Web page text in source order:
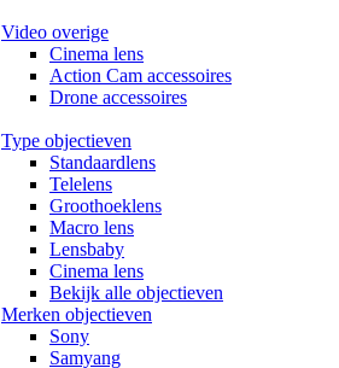
Video overige
Cinema lens
Action Cam accessoires
Drone accessoires
Type objectieven
Standaardlens
Telelens
Groothoeklens
Macro lens
Lensbaby
Cinema lens
Bekijk alle objectieven
Merken objectieven
Sony
Samyang